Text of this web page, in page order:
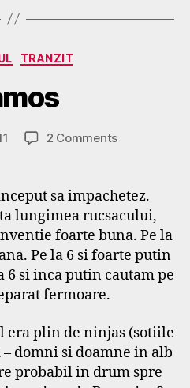
Categories
TRANZIT
Post
author
g
s
p
d
s
e
f
2 Commentson
sa impachetez.
lungimea rucsacului,
foarte buna. Pe la
Pe la 6 si foarte putin
si inca putin cautam pe
fermoare.
era plin de ninjas (sotiile
domni si doamne in alb
probabil in drum spre